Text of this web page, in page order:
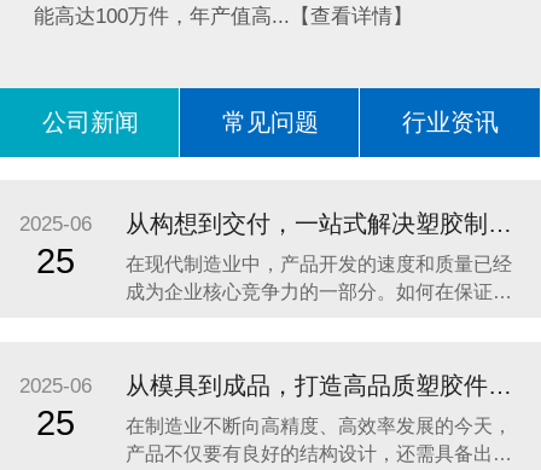
能高达100万件，年产值高...【查看详情】
公司新闻 常见问题 行业资讯
2025-06
25
从构想到交付，一站式解决塑胶制品加工难题 —— 东莞市亿森精密模具有限公司助力企业高效开发高品质产品
在现代制造业中，产品开发的速度和质量已经
成为企业核心竞争力的一部分。如何在保证品
团队关注的重点。尤其是在塑胶制品领域，从
构想到模具设计、注塑成型，再到表面处理、
包装出货，涉及多个环节、多个工艺，如果分
包给不同供应商，
2025-06
25
从模具到成品，打造高品质塑胶件的一站式解决方案
在制造业不断向高精度、高效率发展的今天，
产品不仅要有良好的结构设计，还需具备出色